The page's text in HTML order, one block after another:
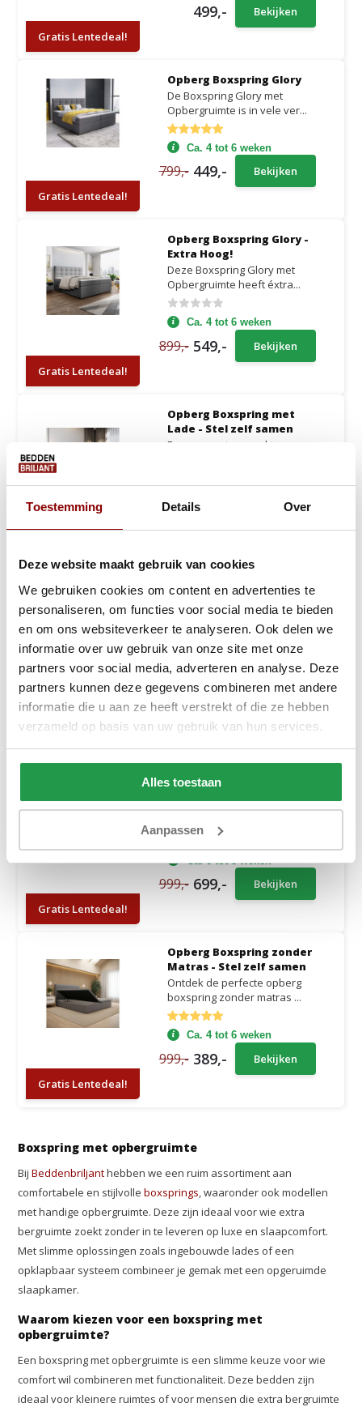
Toestemming Details Over
Deze website maakt gebruik van cookies
We gebruiken cookies om content en advertenties te
personaliseren, om functies voor social media te bieden
en om ons websiteverkeer te analyseren. Ook delen we
informatie over uw gebruik van onze site met onze
partners voor social media, adverteren en analyse. Deze
partners kunnen deze gegevens combineren met andere
informatie die u aan ze heeft verstrekt of die ze hebben
verzameld op basis van uw gebruik van hun services.
Alles toestaan
Aanpassen
Gratis Lentedeal!
499,- Bekijken
Gratis Lentedeal!
Opberg Boxspring Glory
De Boxspring Glory met
Opbergruimte is in vele ver...
Ca. 4 tot 6 weken
799,- 449,- Bekijken
Gratis Lentedeal!
Opberg Boxspring Glory -
Extra Hoog!
Deze Boxspring Glory met
Opbergruimte heeft éxtra...
Ca. 4 tot 6 weken
899,- 549,- Bekijken
Gratis Dekbed + Kussens !
Opberg Boxspring met
Lade - Stel zelf samen
Een op maat gemaakte
Ca. 4 tot 6 weken
999,- 449,- Bekijken
Gratis Lentedeal!
Opberg Boxspring Fluweel
Fondi incl. voetbord
Heerlijk slaapcomfort met
onze opberg Boxspring Fo...
Ca. 3 tot 5 weken
1.399,- 899,- Bekijken
Gratis Lentedeal!
Boxspring Storage
Opbergruimte is de
Ca. 6 tot 8 weken
999,- 699,- Bekijken
Gratis Lentedeal!
Opberg Boxspring zonder
Matras - Stel zelf samen
Ontdek de perfecte opberg
boxspring zonder matras ...
Ca. 4 tot 6 weken
999,- 389,- Bekijken
Boxspring met opbergruimte
BijBeddenbriljanthebben we een ruim assortiment aan
comfortabele en stijlvolleboxsprings , waaronder ook modellen
met handige opbergruimte. Deze zijn ideaal voor wie extra
bergruimte zoekt zonder in te leveren op luxe en slaapcomfort.
Met slimme oplossingen zoals ingebouwde lades of een
opklapbaar systeem combineer je gemak met een opgeruimde
slaapkamer.
Waarom kiezen voor een boxspring met
opbergruimte?
Een boxspring met opbergruimte is een slimme keuze voor wie
comfort wil combineren met functionaliteit. Deze bedden zijn
ideaal voor kleinere ruimtes of voor mensen die extra bergruimte